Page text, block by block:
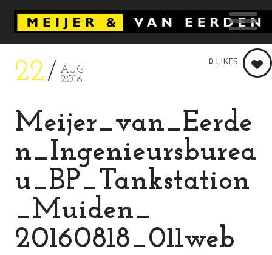
22
AUG
2016
Meijer_van_Eerde
n_Ingenieursburea
u_BP_Tankstation
_Muiden_
20160818_011web
0 LIKES